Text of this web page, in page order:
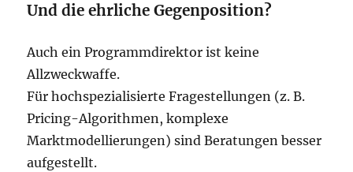
Und die ehrliche Gegenposition?
Auch ein Programmdirektor ist keine
Allzweckwaffe.
Für hochspezialisierte Fragestellungen (z. B.
Pricing-Algorithmen, komplexe
Marktmodellierungen) sind Beratungen besser
aufgestellt.